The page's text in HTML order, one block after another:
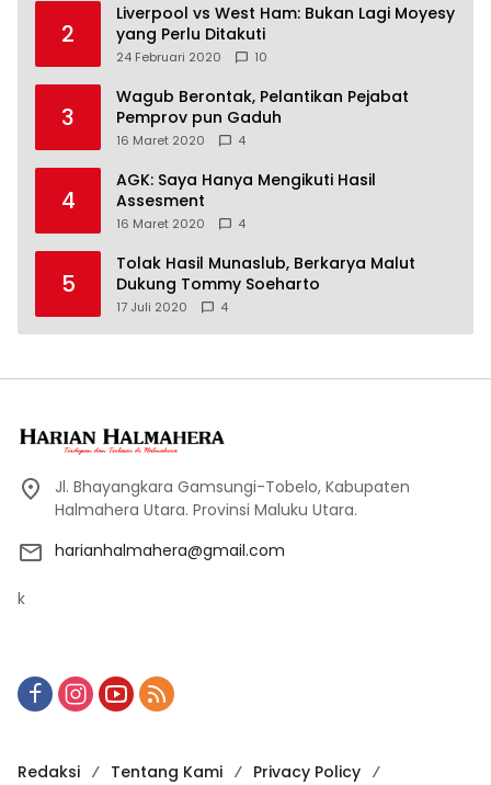
2
Liverpool vs West Ham: Bukan Lagi Moyesy
yang Perlu Ditakuti
24 Februari 2020 10
3
Wagub Berontak, Pelantikan Pejabat
Pemprov pun Gaduh
16 Maret 2020 4
4
AGK: Saya Hanya Mengikuti Hasil
Assesment
16 Maret 2020 4
5
Tolak Hasil Munaslub, Berkarya Malut
Dukung Tommy Soeharto
17 Juli 2020 4
Jl. Bhayangkara Gamsungi-Tobelo, Kabupaten
Halmahera Utara. Provinsi Maluku Utara.
harianhalmahera@gmail.com
k
Redaksi Tentang Kami Privacy Policy